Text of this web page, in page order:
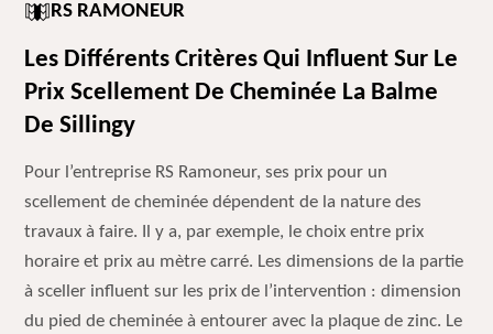
RS RAMONEUR
Les Différents Critères Qui Influent Sur Le
Prix Scellement De Cheminée La Balme
De Sillingy
Pour l’entreprise RS Ramoneur, ses prix pour un
scellement de cheminée dépendent de la nature des
travaux à faire. Il y a, par exemple, le choix entre prix
horaire et prix au mètre carré. Les dimensions de la partie
à sceller influent sur les prix de l’intervention : dimension
du pied de cheminée à entourer avec la plaque de zinc. Le